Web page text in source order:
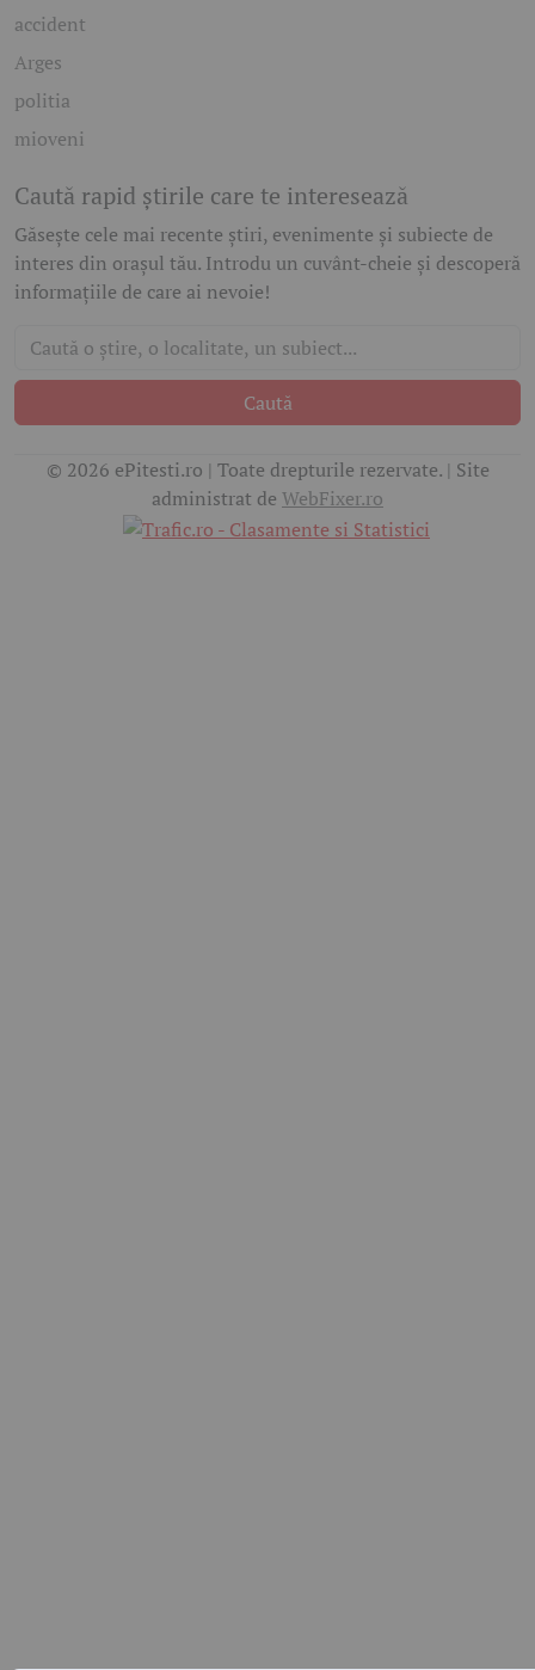
accident
Arges
politia
mioveni
Caută rapid știrile care te interesează
Găsește cele mai recente știri, evenimente și subiecte de
interes din orașul tău. Introdu un cuvânt-cheie și descoperă
informațiile de care ai nevoie!
Caută
© 2026 ePitesti.ro | Toate drepturile rezervate. | Site
administrat de WebFixer.ro